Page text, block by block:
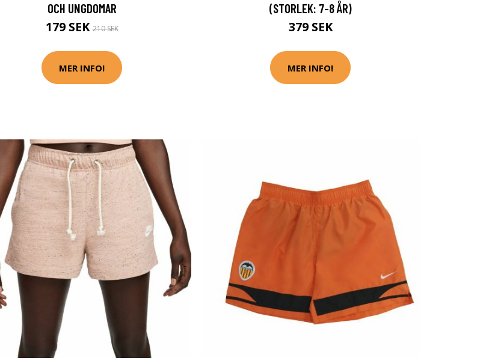
OCH UNGDOMAR
179 SEK210 SEK
MER INFO!
(STORLEK: 7-8 ÅR)
379 SEK
MER INFO!